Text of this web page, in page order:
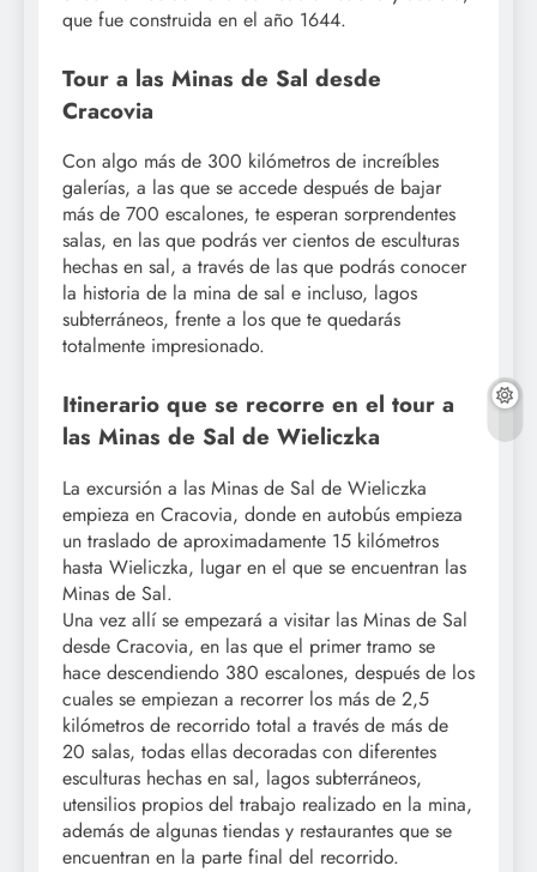
que fue construida en el año 1644.
Tour a las Minas de Sal desde
Cracovia
Con algo más de 300 kilómetros de increíbles
galerías, a las que se accede después de bajar
más de 700 escalones, te esperan sorprendentes
salas, en las que podrás ver cientos de esculturas
hechas en sal, a través de las que podrás conocer
la historia de la mina de sal e incluso, lagos
subterráneos, frente a los que te quedarás
totalmente impresionado.
Itinerario que se recorre en el tour a
las Minas de Sal de Wieliczka
La excursión a las Minas de Sal de Wieliczka
empieza en Cracovia, donde en autobús empieza
un traslado de aproximadamente 15 kilómetros
hasta Wieliczka, lugar en el que se encuentran las
Minas de Sal.
Una vez allí se empezará a visitar las Minas de Sal
desde Cracovia, en las que el primer tramo se
hace descendiendo 380 escalones, después de los
cuales se empiezan a recorrer los más de 2,5
kilómetros de recorrido total a través de más de
20 salas, todas ellas decoradas con diferentes
esculturas hechas en sal, lagos subterráneos,
utensilios propios del trabajo realizado en la mina,
además de algunas tiendas y restaurantes que se
encuentran en la parte final del recorrido.